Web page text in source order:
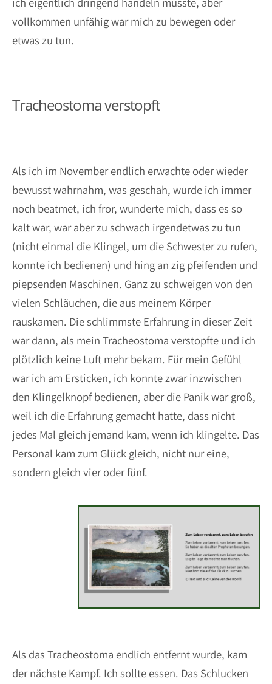
vollkommen unfähig war mich zu bewegen oder
etwas zu tun.
Tracheostoma verstopft
Als ich im November endlich erwachte oder wieder
bewusst wahrnahm, was geschah, wurde ich immer
noch beatmet, ich fror, wunderte mich, dass es so
kalt war, war aber zu schwach irgendetwas zu tun
(nicht einmal die Klingel, um die Schwester zu rufen,
konnte ich bedienen) und hing an zig pfeifenden und
piepsenden Maschinen. Ganz zu schweigen von den
vielen Schläuchen, die aus meinem Körper
rauskamen. Die schlimmste Erfahrung in dieser Zeit
war dann, als mein Tracheostoma verstopfte und ich
plötzlich keine Luft mehr bekam. Für mein Gefühl
war ich am Ersticken, ich konnte zwar inzwischen
den Klingelknopf bedienen, aber die Panik war groß,
weil ich die Erfahrung gemacht hatte, dass nicht
jedes Mal gleich jemand kam, wenn ich klingelte. Das
Personal kam zum Glück gleich, nicht nur eine,
sondern gleich vier oder fünf.
Als das Tracheostoma endlich entfernt wurde, kam
der nächste Kampf. Ich sollte essen. Das Schlucken